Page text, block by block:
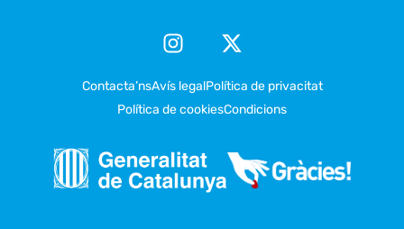
Contacta’nsAvís legalPolítica de privacitat
Política de cookiesCondicions